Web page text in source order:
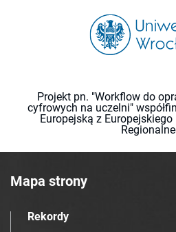
Projekt pn. "Workflow do
cyfrowych na uczelni"
Europejską z
Mapa strony
Rekordy